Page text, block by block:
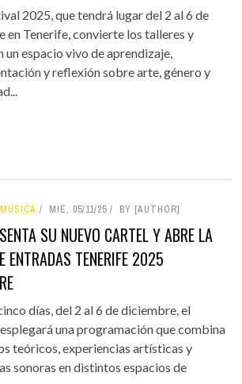
2025, que tendrá lugar del 2 al 6 de
en Tenerife, convierte los talleres y
un espacio vivo de aprendizaje,
y reflexión sobre arte, género y
MIÉ, 05/11/25 BY [AUTHOR]
SU NUEVO CARTEL Y ABRE LA
ENTRADAS TENERIFE 2025
días, del 2 al 6 de diciembre, el
una programación que combina
teóricos, experiencias artísticas y
sonoras en distintos espacios de